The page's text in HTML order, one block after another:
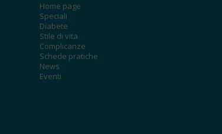
Home page
Speciali
Diabete
Stile di vita
Complicanze
Schede pratiche
News
Eventi